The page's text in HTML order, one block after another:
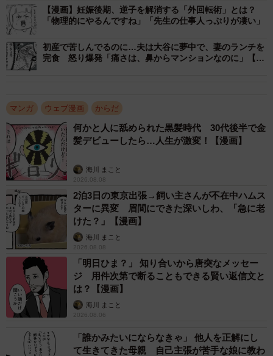
そもそも子宮筋腫とは？ (C)青木光恵
青木さんが子宮筋腫に気づいたのは10年以上も前。特に困
ったことはなかったので、そのまま放置したところ、数年
後の検診で腫瘍が5cmから9cmに大きくなっていました。し
様子見を続けた結果、突然「生理が大量のまま、ひと月も
【漫画】妊娠後期、逆子を解消する「外回転術」とは？
「物理的にやるんですね」「先生の仕事人っぷりが凄い」
初産で苦しんでるのに…夫は大谷に夢中で、妻のランチを
完食 怒り爆発「痛さは、鼻からマンションなのに」【漫
マンガ ウェブ漫画 からだ
何かと人に舐められた黒髪時代 30代後半で金
髪デビューしたら…人生が激変！【漫画】
海川 まこと
2026.08.08
2泊3日の東京出張→飼い主さんが不在中ハムス
ターに異変 眉間にできた深いしわ、「急に老
けた？」【漫画】
海川 まこと
2026.08.08
「明日ひま？」 知り合いから唐突なメッセー
ジ 用件次第で断ることもできる賢い返信文と
は？【漫画】
海川 まこと
2026.08.06
「誰かみたいにならなきゃ」 他人を正解にし
て生きてきた母親 自己主張が苦手な娘に教わ